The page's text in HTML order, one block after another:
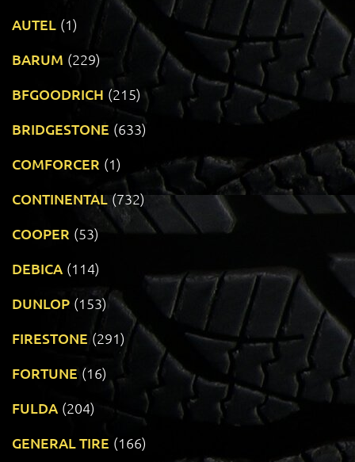
AUTEL (1)
BARUM (229)
BFGOODRICH (215)
BRIDGESTONE (633)
COMFORCER (1)
CONTINENTAL (732)
COOPER (53)
DEBICA (114)
DUNLOP (153)
FIRESTONE (291)
FORTUNE (16)
FULDA (204)
GENERAL TIRE (166)